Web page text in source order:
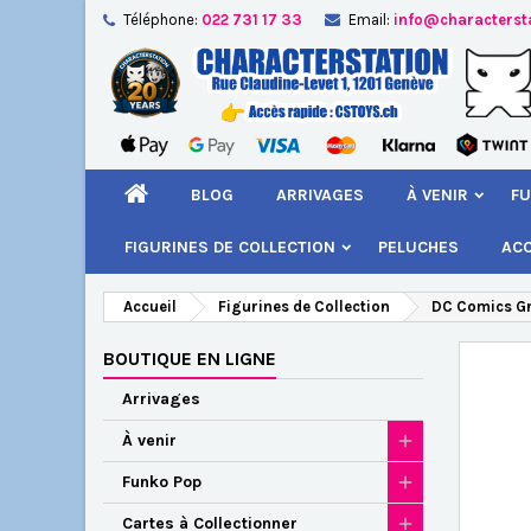
Téléphone: 022 731 17 33 Email:
BLOG ARRIVAGES À VENIR
FIGURINES DE COLLECTION PELUCHES
Accueil Figurines de Collection DC Comics
BOUTIQUE EN LIGNE
Arrivages
À venir
Funko Pop
Cartes à Collectionner